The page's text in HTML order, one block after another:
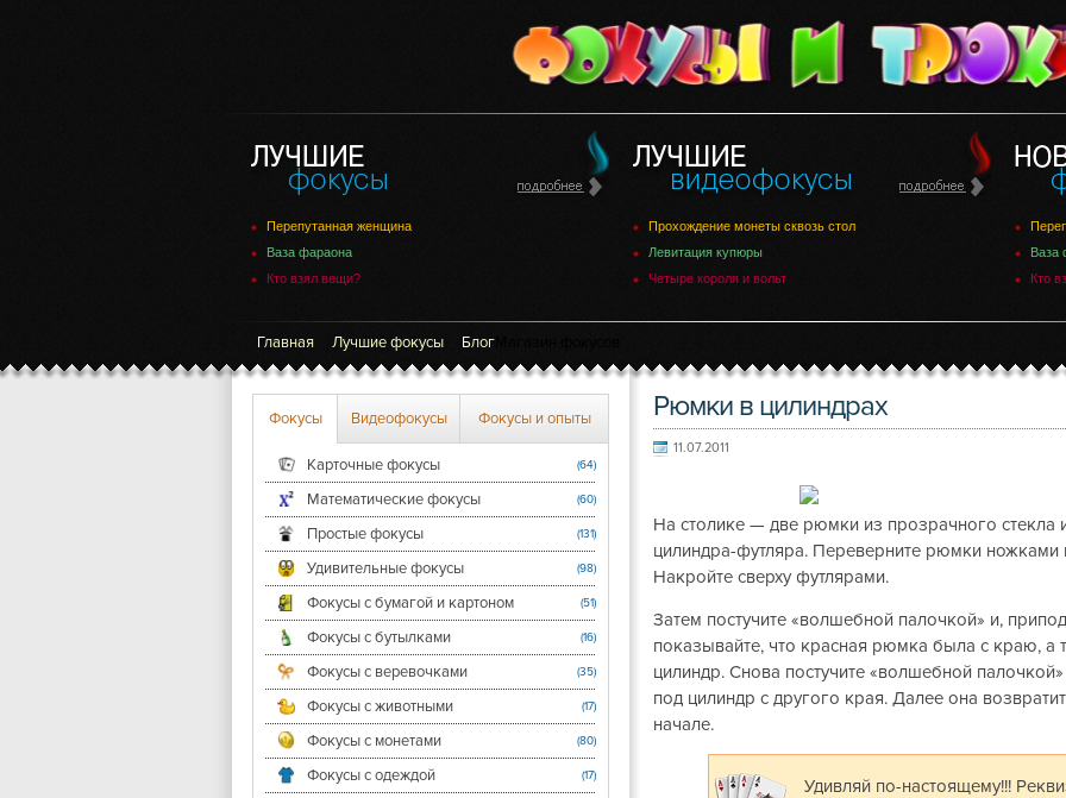
Перепутанная женщина
Ваза фараона
Кто взял вещи?
Прохождение монеты сквозь стол
Левитация купюры
Четыре короля и вольт
Ваза
Кто
Главная Лучшие фокусы БлогМагазин фокусов
Фокусы Видеофокусы Фокусы и опыты
Карточные фокусы (64)
Математические фокусы (60)
Простые фокусы (131)
Удивительные фокусы (98)
Фокусы с бумагой и картоном (51)
Фокусы с бутылками (16)
Фокусы с веревочками (35)
Фокусы с животными (17)
Фокусы с монетами (80)
Фокусы с одеждой (17)
Рюмки в цилиндрах
11.07.2011
На столике — две рюмки из прозрачного стекла
цилиндра-футляра. Переверните рюмки ножками
Накройте сверху футлярами.
Затем постучите «волшебной палочкой» и,
показывайте, что красная рюмка была с краю, а
цилиндр. Снова постучите «волшебной
под цилиндр с другого края. Далее она
начале.
Удивляй по-настоящему!!!